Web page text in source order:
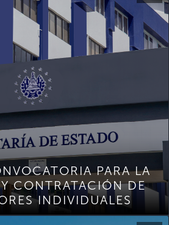
PARA LA
CONTRATACIÓN DE
INDIVIDUALES